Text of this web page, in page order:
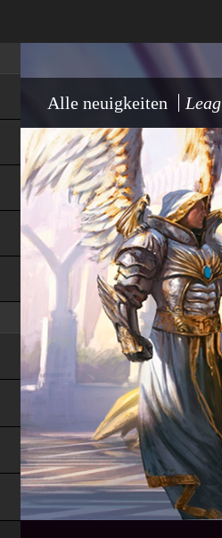
Alle neuigkeiten
NEW
NEW